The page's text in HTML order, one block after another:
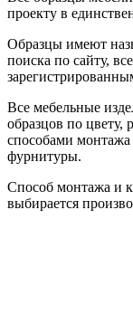
проекту в
Образцы имеют
поиска по сайту,
Все мебельные
образцов по цвету,
способами
фурнитуры.
Способ монтажа и
выбирается